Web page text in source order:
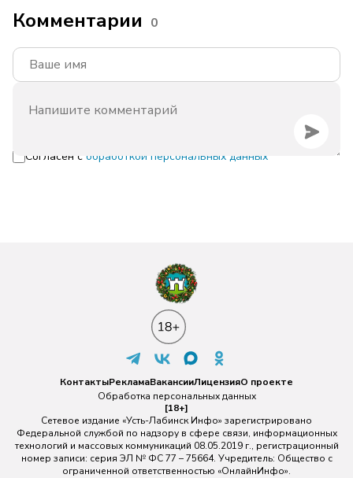
Комментарии 0
Согласен с обработкой персональных данных
КонтактыРекламаВакансииЛицензияО проекте
Обработка персональных данных
[18+]
Сетевое издание «Усть-Лабинск Инфо» зарегистрировано
Федеральной службой по надзору в сфере связи, информационных
технологий и массовых коммуникаций 08.05.2019 г., регистрационный
номер записи: серия ЭЛ № ФС 77 – 75664. Учредитель: Общество с
ограниченной ответственностью «ОнлайнИнфо».